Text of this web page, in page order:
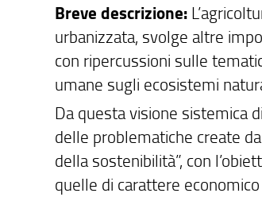
Breve descrizione:
urbanizzata, svolge altre
con ripercussioni sulle
umane sugli ecosistemi
Da questa visione sistemica
delle problematiche create
della sostenibilità”, con
quelle di carattere